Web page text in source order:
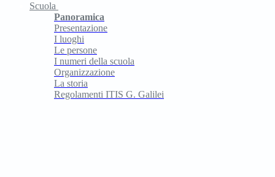
Scuola
Panoramica
Presentazione
I luoghi
Le persone
I numeri della scuola
Organizzazione
La storia
Regolamenti ITIS G. Galilei